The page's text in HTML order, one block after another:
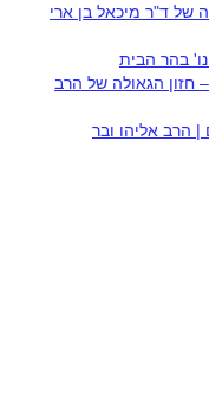
של ד"ר מיכאל בן ארי
בהר הבית
חזון הגאולה של הרב
הרב אליהו ובר